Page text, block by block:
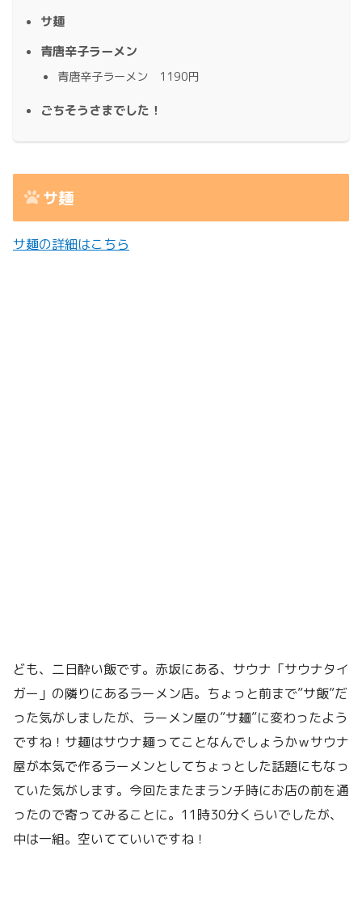
サ麺
青唐辛子ラーメン
青唐辛子ラーメン 1190円
ごちそうさまでした！
サ麺
サ麺の詳細はこちら
ども、二日酔い飯です。赤坂にある、サウナ「サウナタイ
ガー」の隣りにあるラーメン店。ちょっと前まで”サ飯”だ
った気がしましたが、ラーメン屋の”サ麺”に変わったよう
ですね！サ麺はサウナ麺ってことなんでしょうかｗサウナ
屋が本気で作るラーメンとしてちょっとした話題にもなっ
ていた気がします。今回たまたまランチ時にお店の前を通
ったので寄ってみることに。11時30分くらいでしたが、
中は一組。空いてていいですね！